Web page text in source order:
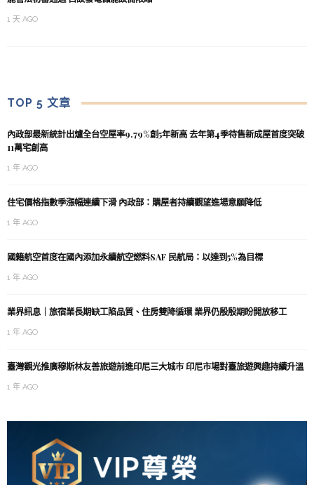
1 天 AGO
TOP 5 文章
內政部最新統計出爐全台空屋率9.79%創5年新高 去年第4季待售新成屋首度突破
11萬宅創高
1 年 AGO
住宅價格指數季漲幅連續下滑 內政部：購屋者持續觀望進場意願降低
1 年 AGO
國籍航空首度在國內添加永續航空燃料SAF 民航局：以達到5%為目標
1 年 AGO
業界訊息｜旅宿業長期缺工陷品質、住房雙降循環 業界仍殷殷期盼開放移工
1 年 AGO
臺灣觀光推廣穆斯林友善旅遊前進印尼三大城市 印尼市場對臺旅遊興趣持續升溫
1 年 AGO